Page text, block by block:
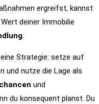
ergreifst, kannst
deiner Immobilie
.
Strategie: setze auf
und nutze die Lage als
und
du konsequent planst. Du